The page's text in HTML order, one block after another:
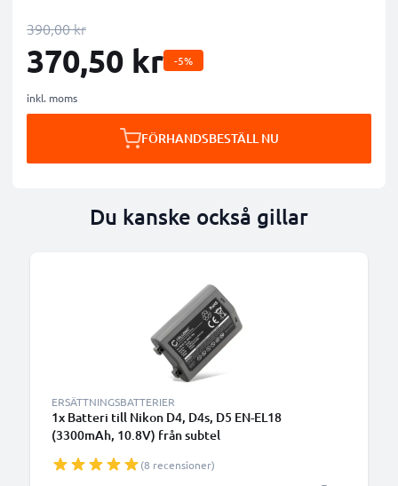
390,00 kr
370,50 kr -5%
inkl. moms
FÖRHANDSBESTÄLL NU
Du kanske också gillar
ERSÄTTNINGSBATTERIER
1x Batteri till Nikon D4, D4s, D5 EN-EL18
(3300mAh, 10.8V) från subtel
(8 recensioner)